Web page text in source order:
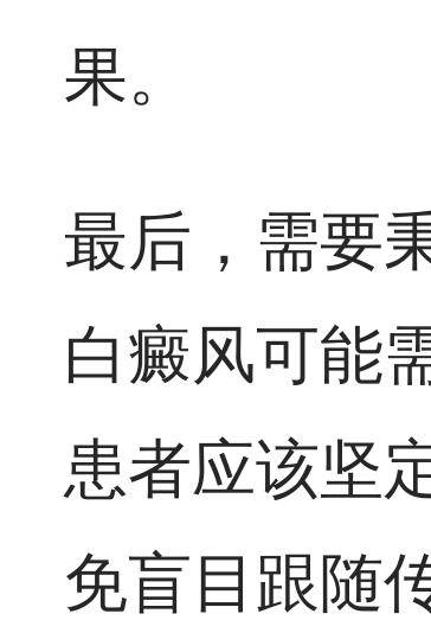
果。
最后，需要
白癜风可能
患者应该坚
免盲目跟随